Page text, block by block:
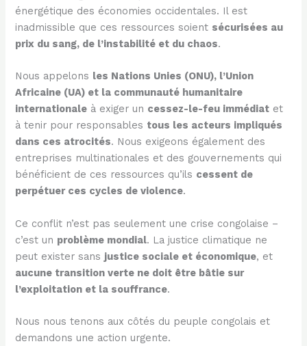
énergétique des économies occidentales. Il est
inadmissible que ces ressources soient sécurisées au
prix du sang, de l’instabilité et du chaos.
Nous appelons les Nations Unies (ONU), l’Union
Africaine (UA) et la communauté humanitaire
internationale à exiger un cessez-le-feu immédiat et
à tenir pour responsables tous les acteurs impliqués
dans ces atrocités. Nous exigeons également des
entreprises multinationales et des gouvernements qui
bénéficient de ces ressources qu’ils cessent de
perpétuer ces cycles de violence.
Ce conflit n’est pas seulement une crise congolaise –
c’est un problème mondial. La justice climatique ne
peut exister sans justice sociale et économique, et
aucune transition verte ne doit être bâtie sur
l’exploitation et la souffrance.
Nous nous tenons aux côtés du peuple congolais et
demandons une action urgente.